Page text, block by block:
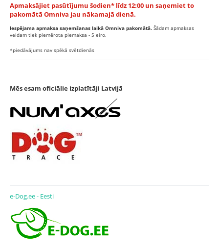
Apmaksājiet pasūtījumu šodien* līdz 12:00 un saņemiet to
pakomātā Omniva jau nākamajā dienā.
Iespējama apmaksa saņemšanas laikā Omniva pakomātā. Šādam apmaksas
veidam tiek piemērota piemaksa - 5 eiro.
*piedāvājums nav spēkā svētdienās
Mēs esam oficiālie izplatītāji Latvijā
e-Dog.ee - Eesti